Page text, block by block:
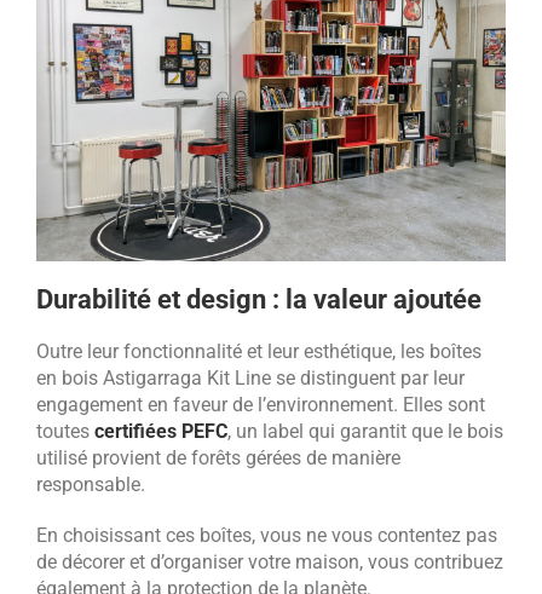
Durabilité et design : la valeur ajoutée
Outre leur fonctionnalité et leur esthétique, les boîtes
en bois Astigarraga Kit Line se distinguent par leur
engagement en faveur de l’environnement. Elles sont
toutes certifiées PEFC, un label qui garantit que le bois
utilisé provient de forêts gérées de manière
responsable.
En choisissant ces boîtes, vous ne vous contentez pas
de décorer et d’organiser votre maison, vous contribuez
également à la protection de la planète.